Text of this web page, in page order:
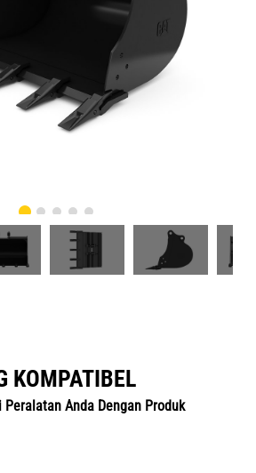
KOMPATIBEL
Anda Dengan Produk